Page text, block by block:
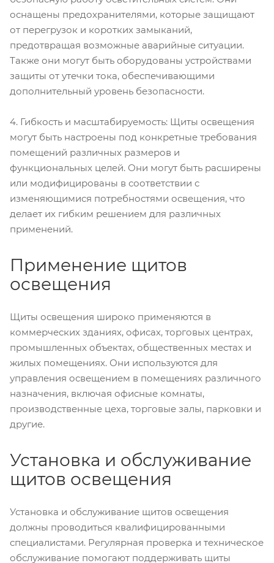
оснащены предохранителями, которые защищают
от перегрузок и коротких замыканий,
предотвращая возможные аварийные ситуации.
Также они могут быть оборудованы устройствами
защиты от утечки тока, обеспечивающими
дополнительный уровень безопасности.
4. Гибкость и масштабируемость: Щиты освещения
могут быть настроены под конкретные требования
помещений различных размеров и
функциональных целей. Они могут быть расширены
или модифицированы в соответствии с
изменяющимися потребностями освещения, что
делает их гибким решением для различных
применений.
Применение щитов
освещения
Щиты освещения широко применяются в
коммерческих зданиях, офисах, торговых центрах,
промышленных объектах, общественных местах и
жилых помещениях. Они используются для
управления освещением в помещениях различного
назначения, включая офисные комнаты,
производственные цеха, торговые залы, парковки и
другие.
Установка и обслуживание
щитов освещения
Установка и обслуживание щитов освещения
должны проводиться квалифицированными
специалистами. Регулярная проверка и техническое
обслуживание помогают поддерживать щиты